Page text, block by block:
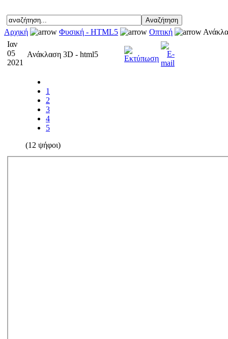
Αρχική Φυσική - HTML5 Οπτική
Ιαν
05
2021
Ανάκλαση 3D - html5
1
2
3
4
5
(12 ψήφοι)